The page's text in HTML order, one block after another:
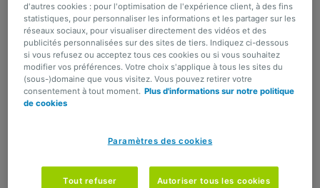
RETOUR À LA PAGE PRÉCÉDENTE
En première instance, toute question ou problème
peut être adressé à votre
d'autres cookies : pour l'optimisation de l'expérience client, à des fins
statistiques, pour personnaliser les informations et les partager sur les
réseaux sociaux, pour visualiser directement des vidéos et des
publicités personnalisées sur des sites de tiers. Indiquez ci-dessous
si vous refusez ou acceptez tous ces cookies ou si vous souhaitez
modifier vos préférences. Votre choix s'applique à tous les sites du
(sous-)domaine que vous visitez. Vous pouvez retirer votre
consentement à tout moment. Plus d'informations sur notre politique
de cookies
Paramètres des cookies
Tout refuser Autoriser tous les cookies